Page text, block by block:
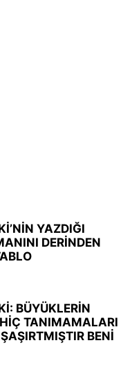
YAZDIĞI
DERİNDEN
BÜYÜKLERİN
TANIMAMALARI
BENİ